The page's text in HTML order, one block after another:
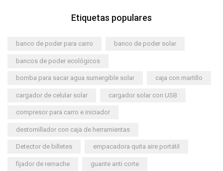
Etiquetas populares
banco de poder para carro banco de poder solar
bancos de poder ecológicos
bomba para sacar agua sumergible solar caja con martillo
cargador de celular solar cargador solar con USB
compresor para carro e iniciador
destornillador con caja de herramientas
Detector de billetes empacadora quita aire portátil
fijador de remache guante anti corte